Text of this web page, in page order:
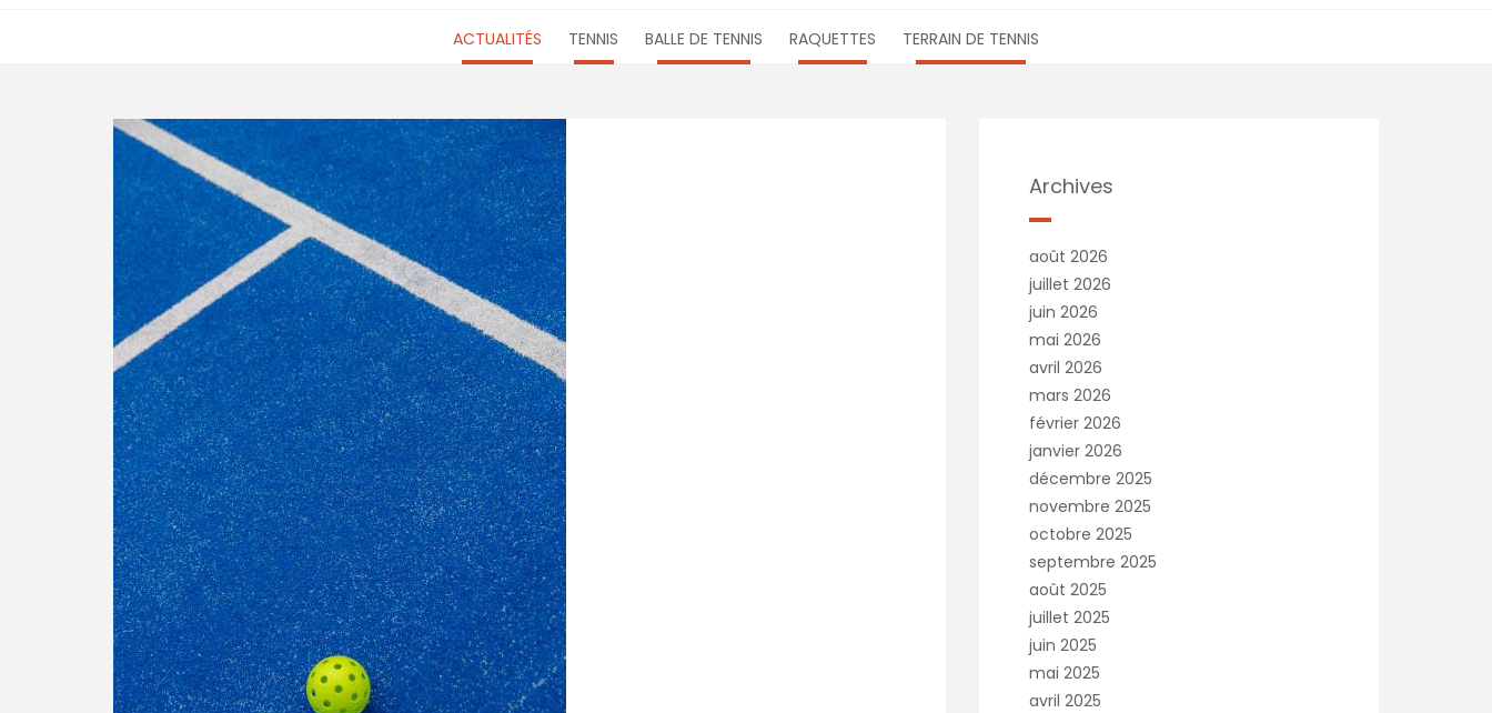
ACTUALITÉS TENNIS BALLE DE TENNIS RAQUETTES TERRAIN DE TENNIS
Archives
août 2026
juillet 2026
juin 2026
mai 2026
avril 2026
mars 2026
février 2026
janvier 2026
décembre 2025
novembre 2025
octobre 2025
septembre 2025
août 2025
juillet 2025
juin 2025
mai 2025
avril 2025